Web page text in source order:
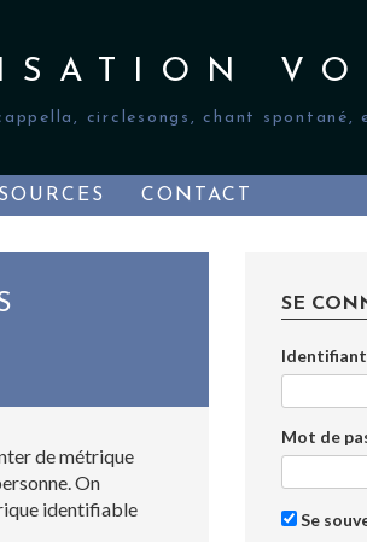
circlesongs, chant spontané,
SOURCES CONTACT
de métrique
On
identifiable
SE
Identifiant
Mot de
Se